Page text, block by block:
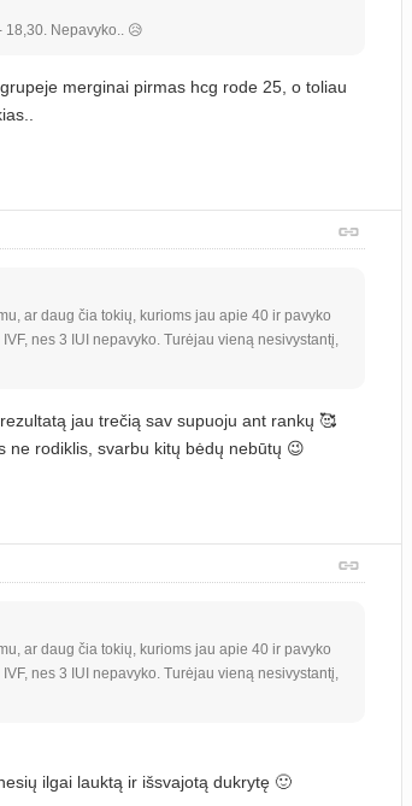
18,30. Nepavyko.. 😥
merginai pirmas hcg rode 25, o toliau
ar daug čia tokių, kurioms jau apie 40 ir pavyko
nes 3 IUI nepavyko. Turėjau vieną nesivystantį,
jau trečią sav supuoju ant rankų 🥰
ne rodiklis, svarbu kitų bėdų nebūtų 😉
ar daug čia tokių, kurioms jau apie 40 ir pavyko
nes 3 IUI nepavyko. Turėjau vieną nesivystantį,
ilgai lauktą ir išsvajotą dukrytę 🙂